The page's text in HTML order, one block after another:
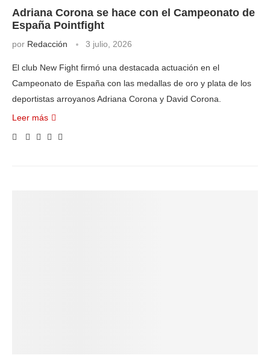
Adriana Corona se hace con el Campeonato de
España Pointfight
por Redacción 3 julio, 2026
El club New Fight firmó una destacada actuación en el
Campeonato de España con las medallas de oro y plata de los
deportistas arroyanos Adriana Corona y David Corona.
Leer más